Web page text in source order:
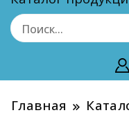
Главная